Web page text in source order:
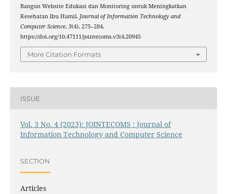
Bangun Website Edukasi dan Monitoring untuk Meningkatkan
Kesehatan Ibu Hamil. Journal of Information Technology and
Computer Science, 3(4), 275–284.
https://doi.org/10.47111/jointecoms.v3i4.20945
More Citation Formats
ISSUE
Vol. 3 No. 4 (2023): JOINTECOMS : Journal of
Information Technology and Computer Science
SECTION
Articles